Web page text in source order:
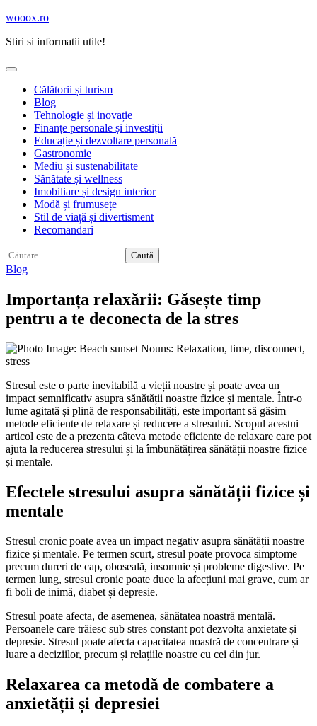
Skip
content
wooox.ro
Stiri si informatii utile!
Călătorii și turism
Blog
Tehnologie și inovație
Finanțe personale și investiții
Educație și dezvoltare personală
Gastronomie
Mediu și sustenabilitate
Sănătate și wellness
Imobiliare și design interior
Modă și frumusețe
Stil de viață și divertisment
Recomandari
Caută
după:
Blog
Importanța relaxării: Găsește timp
pentru a te deconecta de la stres
Stresul este o parte inevitabilă a vieții noastre și poate avea un
impact semnificativ asupra sănătății noastre fizice și mentale. Într-o
lume agitată și plină de responsabilități, este important să găsim
metode eficiente de relaxare și reducere a stresului. Scopul acestui
articol este de a prezenta câteva metode eficiente de relaxare care pot
ajuta la reducerea stresului și la îmbunătățirea sănătății noastre fizice
și mentale.
Efectele stresului asupra sănătății fizice și
mentale
Stresul cronic poate avea un impact negativ asupra sănătății noastre
fizice și mentale. Pe termen scurt, stresul poate provoca simptome
precum dureri de cap, oboseală, insomnie și probleme digestive. Pe
termen lung, stresul cronic poate duce la afecțiuni mai grave, cum ar
fi boli de inimă, diabet și depresie.
Stresul poate afecta, de asemenea, sănătatea noastră mentală.
Persoanele care trăiesc sub stres constant pot dezvolta anxietate și
depresie. Stresul poate afecta capacitatea noastră de concentrare și
luare a deciziilor, precum și relațiile noastre cu cei din jur.
Relaxarea ca metodă de combatere a
anxietății și depresiei